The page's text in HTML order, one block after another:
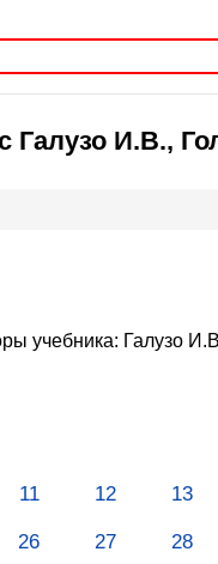
Галузо И.В.,
учебника: Галузо
11 12 13
26 27 28